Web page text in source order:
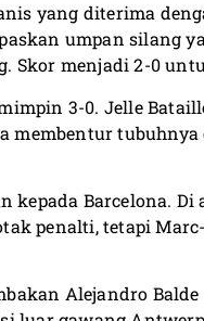
yang diterima
umpan silang
Skor menjadi 2-0
3-0. Jelle
membentur
Barcelona.
penalti, tetapi
Alejandro